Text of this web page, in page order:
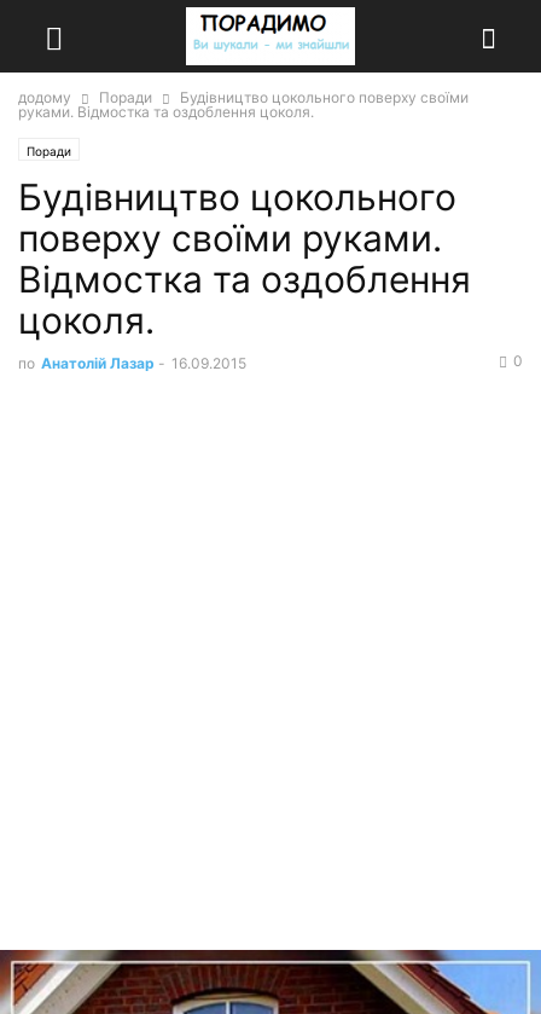
додому Поради
Будівництво цокольного поверху своїми
руками. Відмостка та оздоблення цоколя.
Поради
Будівництво цокольного
поверху своїми руками.
Відмостка та оздоблення
цоколя.
по Анатолій Лазар - 16.09.2015 0